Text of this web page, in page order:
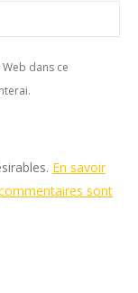
dans ce
En savoir
sont